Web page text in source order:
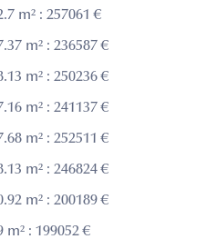
m² : 257061 €
m² : 236587 €
m² : 250236 €
m² : 241137 €
m² : 252511 €
m² : 246824 €
m² : 200189 €
: 199052 €